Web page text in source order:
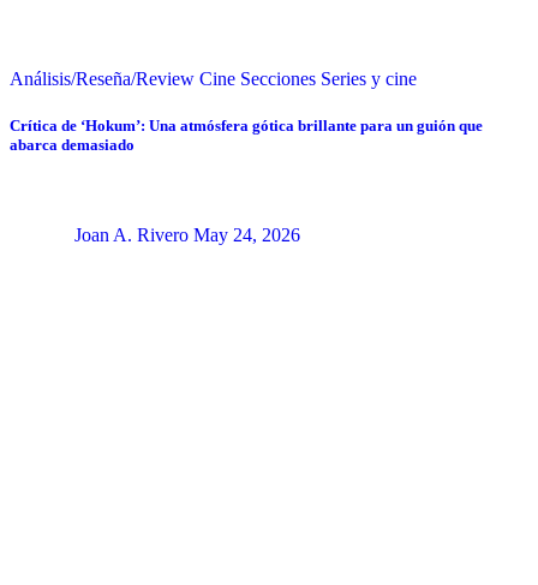
Análisis/Reseña/Review Cine Secciones Series y cine
Crítica de ‘Hokum’: Una atmósfera gótica brillante para un guión que
abarca demasiado
Joan A. Rivero May 24, 2026